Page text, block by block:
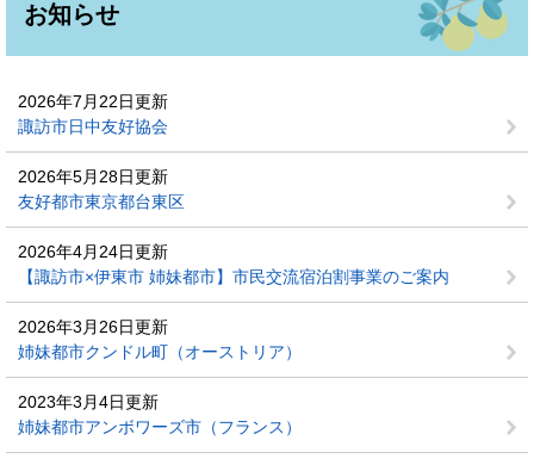
お知らせ
2026年7月22日更新
諏訪市日中友好協会
2026年5月28日更新
友好都市東京都台東区
2026年4月24日更新
【諏訪市×伊東市 姉妹都市】市民交流宿泊割事業のご案内
2026年3月26日更新
姉妹都市クンドル町（オーストリア）
2023年3月4日更新
姉妹都市アンボワーズ市（フランス）